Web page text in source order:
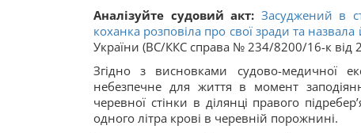
Аналізуйте судовий акт: Засуджений в
коханка розповіла про свої зради та
України (ВС/ККС справа № 234/8200/16-к від
Згідно з висновками судово-медичної
небезпечне для життя в момент
черевної стінки в ділянці правого
одного літра крові в черевній порожнині.